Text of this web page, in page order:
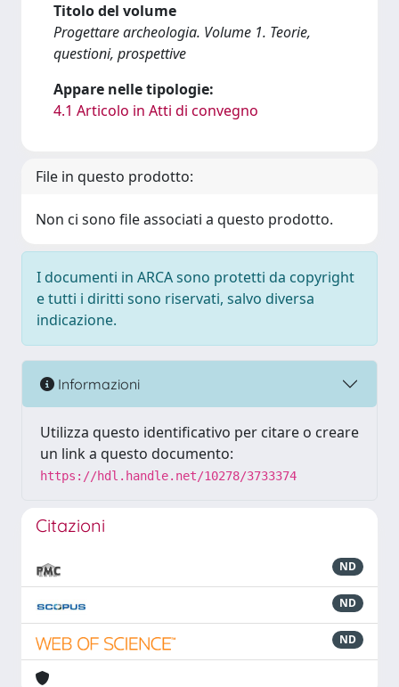
Titolo del volume
Progettare archeologia. Volume 1. Teorie,
questioni, prospettive
Appare nelle tipologie:
4.1 Articolo in Atti di convegno
File in questo prodotto:
Non ci sono file associati a questo prodotto.
I documenti in ARCA sono protetti da copyright
e tutti i diritti sono riservati, salvo diversa
indicazione.
Informazioni
Utilizza questo identificativo per citare o creare
un link a questo documento:
https://hdl.handle.net/10278/3733374
Citazioni
ND
ND
ND